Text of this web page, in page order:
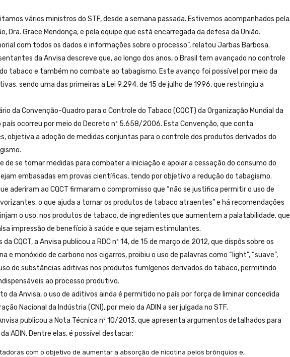
vários ministros do STF, desde a semana passada. Estivemos acompanhados pela
Dra. Grace Mendonça, e pela equipe que está encarregada da defesa da União.
com todos os dados e informações sobre o processo”, relatou Jarbas Barbosa.
da Anvisa descreve que, ao longo dos anos, o Brasil tem avançado no controle
tabaco e também no combate ao tabagismo. Este avanço foi possível por meio da
sendo uma das primeiras a Lei 9.294, de 15 de julho de 1996, que restringiu a
da Convenção-Quadro para o Controle do Tabaco (CQCT) da Organização Mundial da
país ocorreu por meio do Decreto nº 5.658/2006. Esta Convenção, que conta
objetiva a adoção de medidas conjuntas para o controle dos produtos derivados do
de se tomar medidas para combater a iniciação e apoiar a cessação do consumo do
embasadas em provas científicas, tendo por objetivo a redução do tabagismo.
aderiram ao CQCT firmaram o compromisso que “não se justifica permitir o uso de
o que ajuda a tornar os produtos de tabaco atraentes” e há recomendações
o uso, nos produtos de tabaco, de ingredientes que aumentem a palatabilidade, que
impressão de benefício à saúde e que sejam estimulantes.
CQCT, a Anvisa publicou a RDC nº 14, de 15 de março de 2012, que dispôs sobre os
e monóxido de carbono nos cigarros, proibiu o uso de palavras como “light”, “suave”,
de substâncias aditivas nos produtos fumígenos derivados do tabaco, permitindo
ao processo produtivo.
da Anvisa, o uso de aditivos ainda é permitido no país por força de liminar concedida
Nacional da Indústria (CNI), por meio da ADIN a ser julgada no STF.
publicou a Nota Técnica nº 10/2013, que apresenta argumentos detalhados para
ADIN. Dentre elas, é possível destacar:
com o objetivo de aumentar a absorção de nicotina pelos brônquios e,